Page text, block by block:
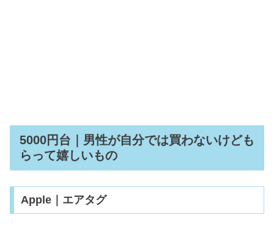
5000円台｜男性が自分では買わないけども
らって嬉しいもの
Apple｜エアタグ